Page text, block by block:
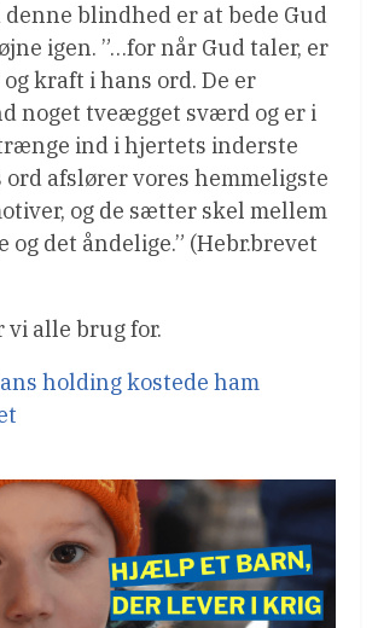
blindhed er at bede Gud
igen. ”…for når Gud taler, er
kraft i hans ord. De er
noget tveægget sværd og er i
ind i hjertets inderste
ord afslører vores hemmeligste
og de sætter skel mellem
og det åndelige.” (Hebr.brevet
vi alle brug for.
holding kostede ham